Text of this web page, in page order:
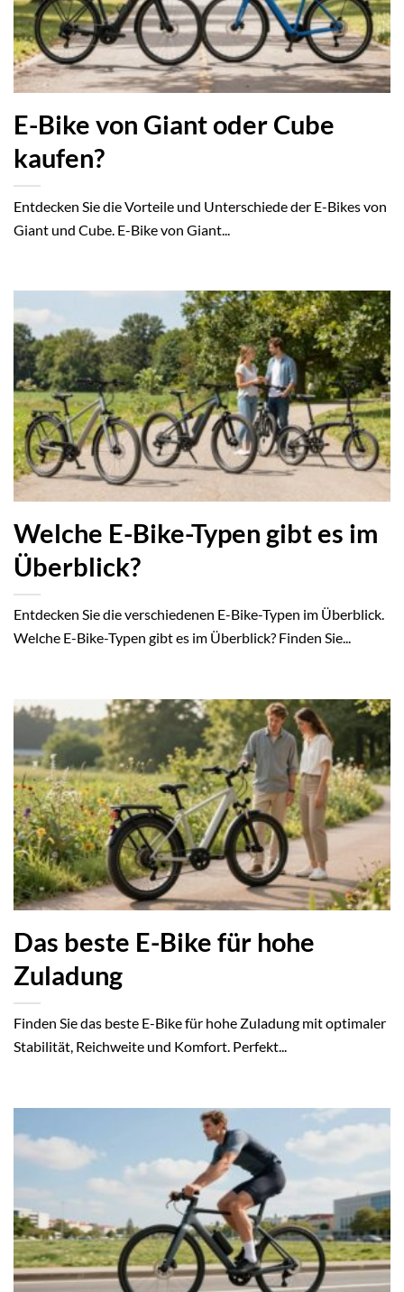
E-Bike von Giant oder Cube
kaufen?
Entdecken Sie die Vorteile und Unterschiede der E-Bikes von
Giant und Cube. E-Bike von Giant...
Welche E-Bike-Typen gibt es im
Überblick?
Entdecken Sie die verschiedenen E-Bike-Typen im Überblick.
Welche E-Bike-Typen gibt es im Überblick? Finden Sie...
Das beste E-Bike für hohe
Zuladung
Finden Sie das beste E-Bike für hohe Zuladung mit optimaler
Stabilität, Reichweite und Komfort. Perfekt...